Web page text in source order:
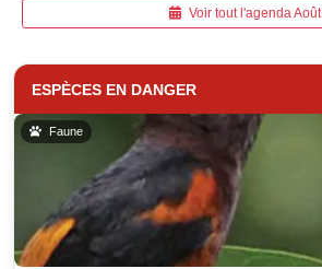
Voir tout l'agenda Août
ESPÈCES EN DANGER
Faune